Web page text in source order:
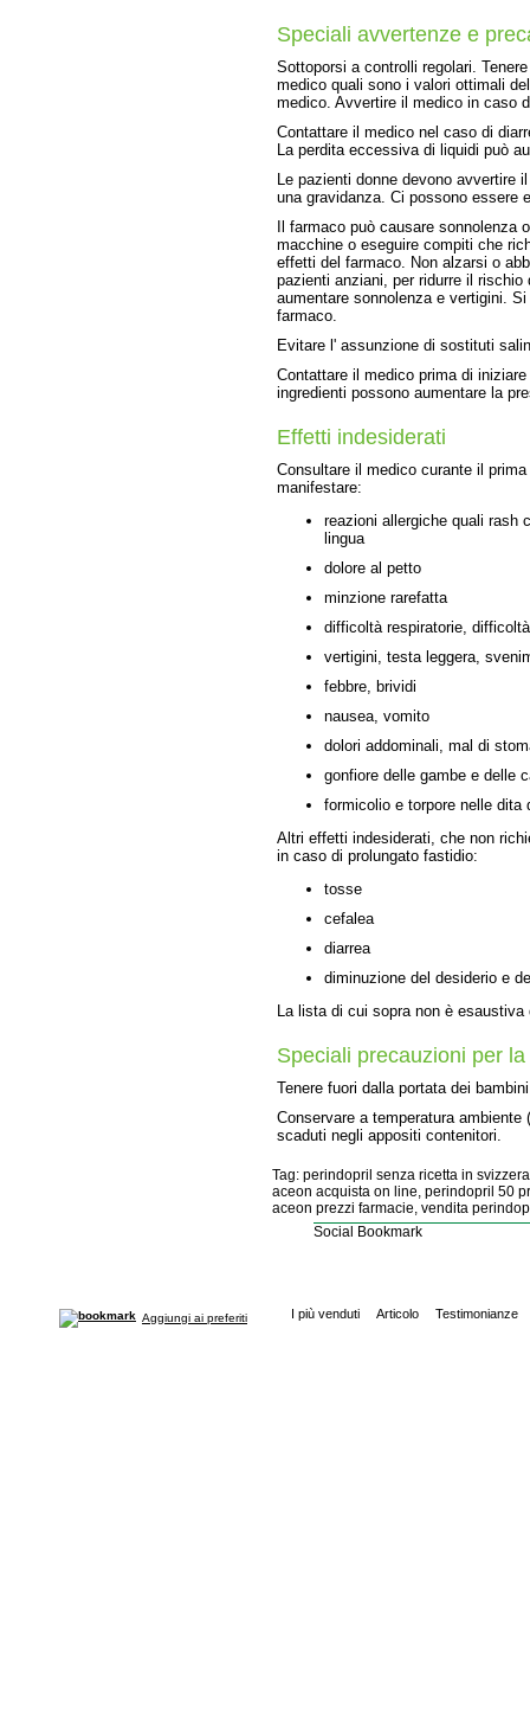
Speciali avvertenze e
Sottoporsi a controlli regolari.
medico quali sono i valori ottimali
medico. Avvertire il medico in caso
Contattare il medico nel caso di
La perdita eccessiva di liquidi può
Le pazienti donne devono avvertire
una gravidanza. Ci possono essere
Il farmaco può causare sonnolenza
macchine o eseguire compiti che
effetti del farmaco. Non alzarsi o
pazienti anziani, per ridurre il
aumentare sonnolenza e vertigini.
farmaco.
Evitare l' assunzione di sostituti
Contattare il medico prima di
ingredienti possono aumentare la
Effetti indesiderati
Consultare il medico curante il
manifestare:
reazioni allergiche quali rash
lingua
dolore al petto
minzione rarefatta
difficoltà respiratorie,
vertigini, testa leggera,
febbre, brividi
nausea, vomito
dolori addominali, mal di
gonfiore delle gambe e delle
formicolio e torpore nelle dita
Altri effetti indesiderati, che non
in caso di prolungato fastidio:
tosse
cefalea
diarrea
diminuzione del desiderio e
La lista di cui sopra non è
Speciali precauzioni per
Tenere fuori dalla portata dei
Conservare a temperatura
scaduti negli appositi contenitori.
Tag: perindopril senza ricetta in
aceon acquista on line, perindopril 50
aceon prezzi farmacie, vendita
Social Bookmark
Aggiungi ai preferiti I più venduti Articolo Testimonianze